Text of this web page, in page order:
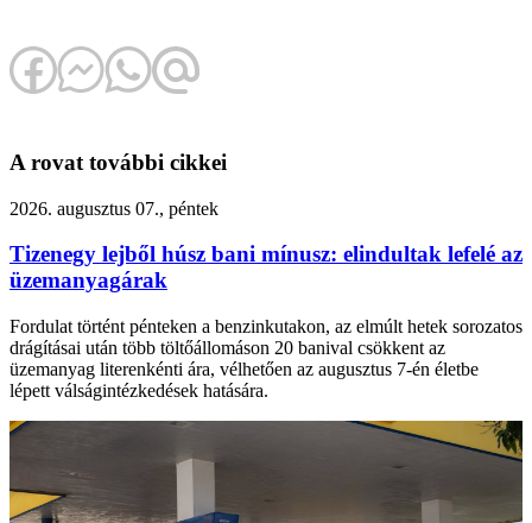
A rovat további cikkei
2026. augusztus 07., péntek
Tizenegy lejből húsz bani mínusz: elindultak lefelé az
üzemanyagárak
Fordulat történt pénteken a benzinkutakon, az elmúlt hetek sorozatos
drágításai után több töltőállomáson 20 banival csökkent az
üzemanyag literenkénti ára, vélhetően az augusztus 7-én életbe
lépett válságintézkedések hatására.